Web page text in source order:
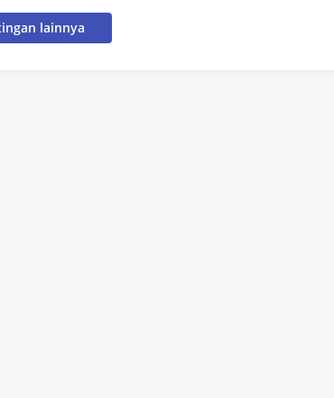
lainnya